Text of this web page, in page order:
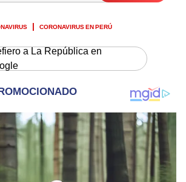
CORONAVIRUS EN PERÚ
a La República en